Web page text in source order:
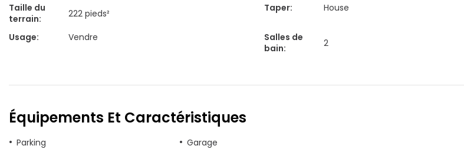
Taille du
terrain: 222 pieds² Taper: House
Usage: Vendre
Salles de
bain: 2
Équipements Et Caractéristiques
Parking Garage